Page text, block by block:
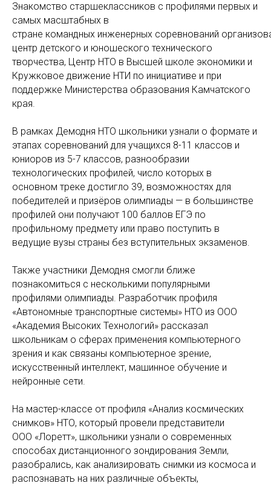
Знакомство старшеклассников с профилями первых и
самых масштабных в
стране командных инженерных соревнований
центр детского и юношеского технического
творчества, Центр НТО в Высшей школе экономики и
Кружковое движение НТИ по инициативе и при
поддержке Министерства образования Камчатского
края.
В рамках Демодня НТО школьники узнали о формате и
этапах соревнований для учащихся 8-11 классов и
юниоров из 5-7 классов, разнообразии
технологических профилей, число которых в
основном треке достигло 39, возможностях для
победителей и призёров олимпиады — в большинстве
профилей они получают 100 баллов ЕГЭ по
профильному предмету или право поступить в
ведущие вузы страны без вступительных экзаменов.
Также участники Демодня смогли ближе
познакомиться с несколькими популярными
профилями олимпиады. Разработчик профиля
«Автономные транспортные системы» НТО из ООО
«Академия Высоких Технологий» рассказал
школьникам о сферах применения компьютерного
зрения и как связаны компьютерное зрение,
искусственный интеллект, машинное обучение и
нейронные сети.
На мастер-классе от профиля «Анализ космических
снимков» НТО, который провели представители
ООО «Лоретт», школьники узнали о современных
способах дистанционного зондирования Земли,
разобрались, как анализировать снимки из космоса и
распознавать на них различные объекты,